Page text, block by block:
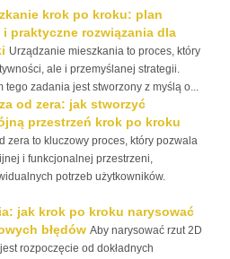
krok po kroku: plan
praktyczne rozwiązania dla
Urządzanie mieszkania to proces, który
ale i przemyślanej strategii.
tego zadania jest stworzony z myślą o...
od zera: jak stworzyć
przestrzeń krok po kroku
zera to kluczowy proces, który pozwala
i funkcjonalnej przestrzeni,
potrzeb użytkowników.
jak krok po kroku narysować
błędów Aby narysować rzut 2D
rozpoczęcie od dokładnych